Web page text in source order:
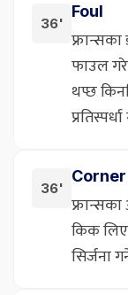
36'
Foul
फाउल
थप्छ
36'
किक
सिर्जना